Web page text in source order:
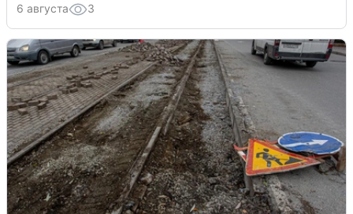
6 августа 3